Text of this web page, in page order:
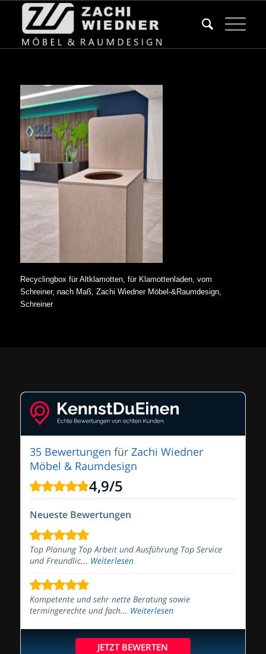
Recyclingbox für Altklamotten, für Klamottenladen, vom
Schreiner, nach Maß, Zachi Wiedner Möbel-&Raumdesign,
Schreiner
35 Bewertungen für Zachi Wiedner
Möbel & Raumdesign
4,9/5
Neueste Bewertungen
Top Planung Top Arbeit und Ausführung Top Service
und Freundlic... Weiterlesen
Kompetente und sehr nette Beratung sowie
termingerechte und fach... Weiterlesen
JETZT BEWERTEN